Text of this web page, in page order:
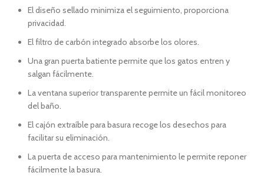
El diseño sellado minimiza el seguimiento, proporciona
privacidad.
El filtro de carbón integrado absorbe los olores.
Una gran puerta batiente permite que los gatos entren y
salgan fácilmente.
La ventana superior transparente permite un fácil monitoreo
del baño.
El cajón extraíble para basura recoge los desechos para
facilitar su eliminación.
La puerta de acceso para mantenimiento le permite reponer
fácilmente la basura.